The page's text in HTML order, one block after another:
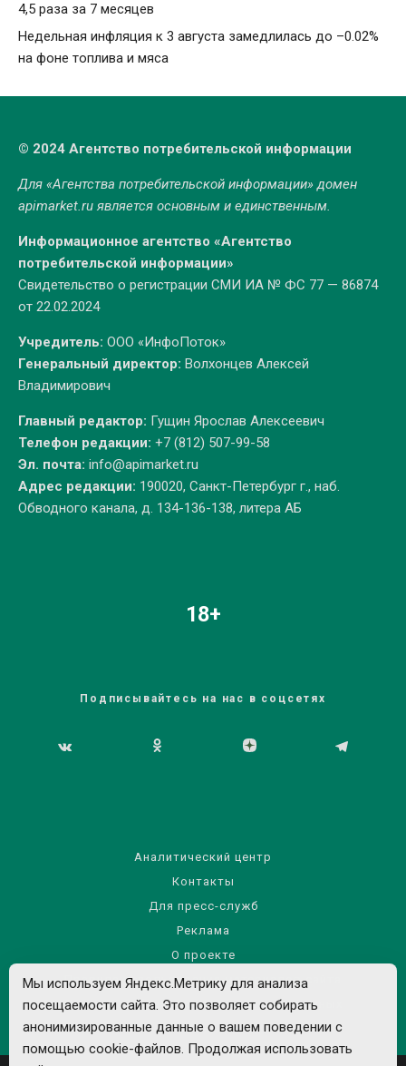
4,5 раза за 7 месяцев
Недельная инфляция к 3 августа замедлилась до –0.02%
на фоне топлива и мяса
© 2024 Агентство потребительской информации
Для «Агентства потребительской информации» домен
apimarket.ruявляется основным и единственным.
Информационное агентство «Агентство
потребительской информации»
Свидетельство о регистрации СМИ ИА № ФС 77 — 86874
от 22.02.2024
Учредитель: ООО «ИнфоПоток»
Генеральный директор: Волхонцев Алексей
Владимирович
Главный редактор: Гущин Ярослав Алексеевич
Телефон редакции: +7 (812) 507-99-58
Эл. почта: info@apimarket.ru
Адрес редакции: 190020, Санкт-Петербург г., наб.
Обводного канала, д. 134-136-138, литера АБ
18+
Подписывайтесь на нас в соцсетях
Аналитический центр
Контакты
Для пресс-служб
Реклама
О проекте
Правила использования материалов сайта
Политика обработки персональных данных
Мы используем Яндекс.Метрику для анализа
посещаемости сайта. Это позволяет собирать
анонимизированные данные о вашем поведении с
помощью cookie-файлов. Продолжая использовать